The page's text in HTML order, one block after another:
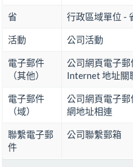
省 行政區域單位 -
活動 公司活動
電子郵件
（其他）
公司網頁電子
Internet 地址關
電子郵件
（域）
公司網頁電子
網地址相連
聯繫電子郵
件
公司聯繫郵箱